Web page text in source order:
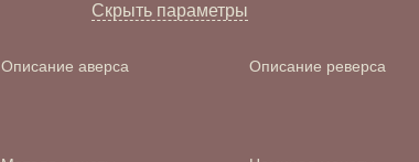
Скрыть параметры
Описание аверса Описание реверса